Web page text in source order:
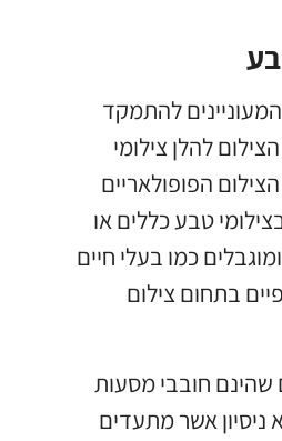
להתמקד
להלן צילומי
הפופולאריים
טבע כללים או
כמו בעלי חיים
בתחום צילום
שהינם חובבי מסעות
ניסיון אשר מתעדים